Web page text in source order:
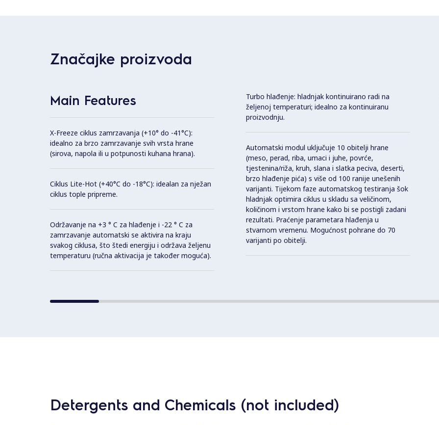
Značajke proizvoda
Main Features
X-Freeze ciklus zamrzavanja (+10° do -41°C):
idealno za brzo zamrzavanje svih vrsta hrane
(sirova, napola ili u potpunosti kuhana hrana).
Ciklus Lite-Hot (+40°C do -18°C): idealan za nježan
ciklus tople pripreme.
Održavanje na +3 ° C za hlađenje i -22 ° C za
zamrzavanje automatski se aktivira na kraju
svakog ciklusa, što štedi energiju i održava željenu
temperaturu (ručna aktivacija je također moguća).
Turbo hlađenje: hladnjak kontinuirano radi na
željenoj temperaturi; idealno za kontinuiranu
proizvodnju.
Automatski modul uključuje 10 obitelji hrane
(meso, perad, riba, umaci i juhe, povrće,
tjestenina/riža, kruh, slana i slatka peciva, deserti,
brzo hlađenje pića) s više od 100 ranije unešenih
varijanti. Tijekom faze automatskog testiranja šok
hladnjak optimira ciklus u skladu sa veličinom,
količinom i vrstom hrane kako bi se postigli zadani
rezultati. Praćenje parametara hlađenja u
stvarnom vremenu. Mogućnost pohrane do 70
varijanti po obitelji.
Detergents and Chemicals (not included)